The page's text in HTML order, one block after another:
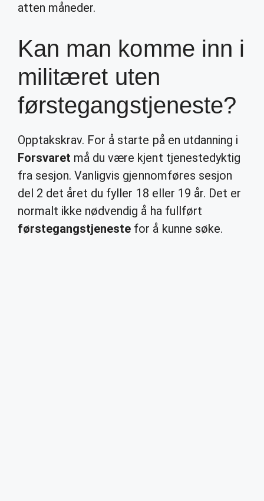
atten måneder.
Kan man komme inn i
militæret uten
førstegangstjeneste?
Opptakskrav. For å starte på en utdanning i
Forsvaret må du være kjent tjenestedyktig
fra sesjon. Vanligvis gjennomføres sesjon
del 2 det året du fyller 18 eller 19 år. Det er
normalt ikke nødvendig å ha fullført
førstegangstjeneste for å kunne søke.